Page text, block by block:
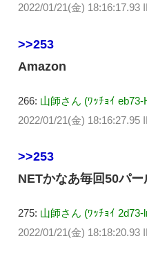
2022/01/21(金) 18:16:17.93
>>253
Amazon
266: 山師さん (ﾜｯﾁｮｲ
2022/01/21(金) 18:16:27.95
>>253
NETかなあ毎回50パ
275: 山師さん (ﾜｯﾁｮｲ 2d73-
2022/01/21(金) 18:18:20.93